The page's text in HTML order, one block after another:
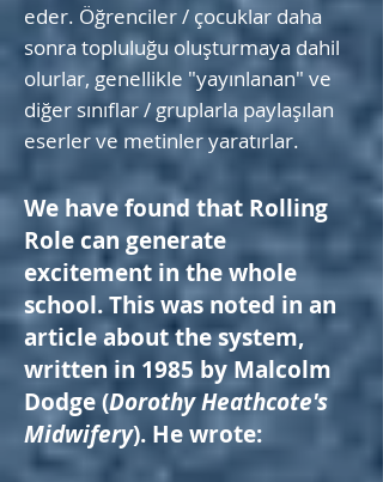
eder. Öğrenciler / çocuklar daha
sonra topluluğu oluşturmaya dahil
olurlar, genellikle "yayınlanan" ve
diğer sınıflar / gruplarla paylaşılan
eserler ve metinler yaratırlar.
We have found that Rolling
Role can generate
excitement in the whole
school. This was noted in an
article about the system,
written in 1985 by Malcolm
Dodge (Dorothy Heathcote's
Midwifery). He wrote: